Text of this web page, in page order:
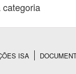
categoria
ISA